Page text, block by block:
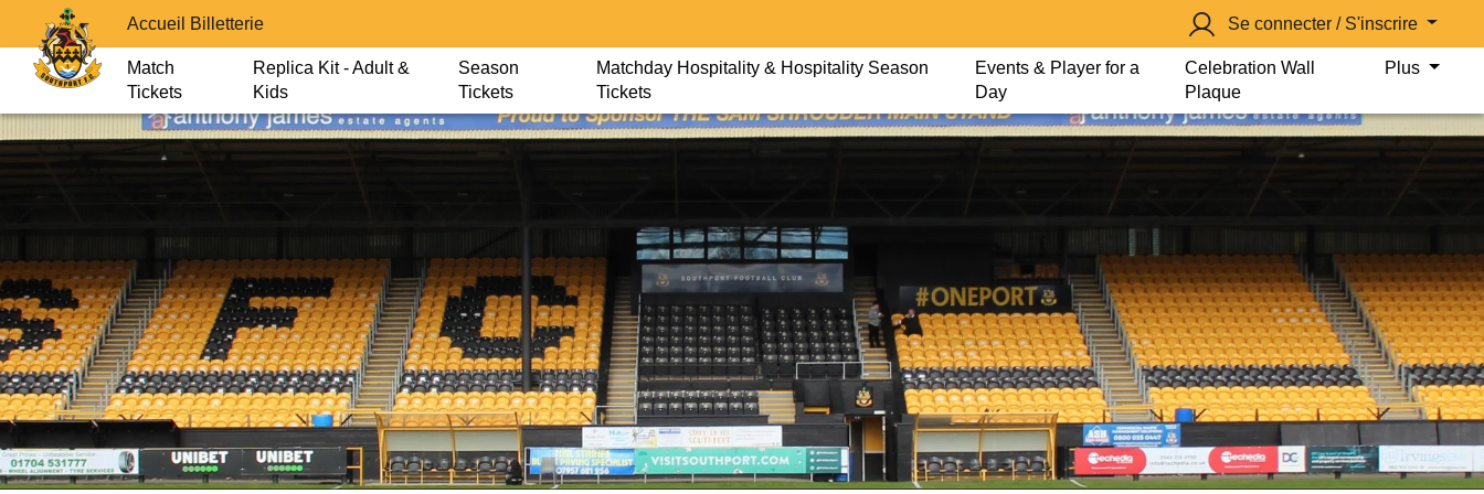
Accueil Billetterie Se connecter / S'inscrire
Match
Tickets
Replica Kit - Adult &
Kids
Season
Tickets
Matchday Hospitality & Hospitality Season
Tickets
Events & Player for a
Day
Celebration Wall
Plaque
Plus